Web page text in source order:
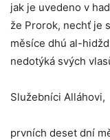
jak je uvedeno v
že Prorok, nechť je
měsíce dhú al-
nedotýká svých
Služebníci Alláhovi,
prvních deset dní